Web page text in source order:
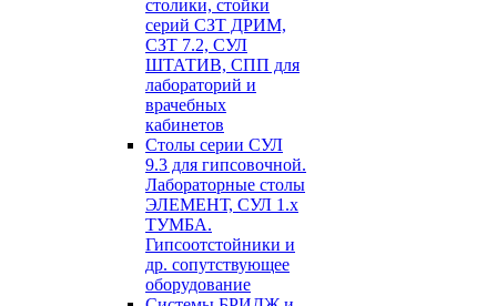
столики, стойки
серий СЗТ ДРИМ,
СЗТ 7.2, СУЛ
ШТАТИВ, СПП для
лабораторий и
врачебных
кабинетов
Столы серии СУЛ
9.3 для гипсовочной.
Лабораторные столы
ЭЛЕМЕНТ, СУЛ 1.х
ТУМБА.
Гипсоотстойники и
др. сопутствующее
оборудование